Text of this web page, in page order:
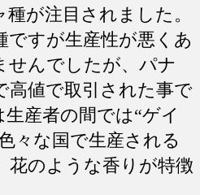
が注目されました。
ですが生産性が悪くあ
せんでしたが、パナ
高値で取引された事で
産者の間では“ゲイ
々な国で生産される
花のような香りが特徴